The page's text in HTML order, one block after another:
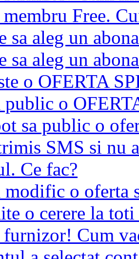
Free.
sa aleg un
sa aleg un
o OFERTA
public o
sa public o
SMS si nu
Ce fac?
modific o oferta
o cerere la
furnizor! Cum